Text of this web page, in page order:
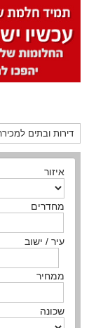
איזור
מחדרים
עיר / ישוב
ממחיר
שכונה